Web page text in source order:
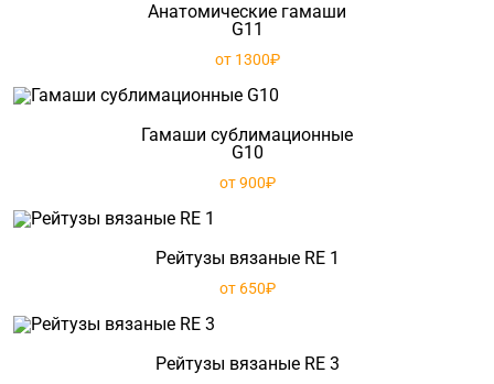
Анатомические гамаши
G11
от 1300₽
Гамаши сублимационные
G10
от 900₽
Рейтузы вязаные RE 1
от 650₽
Рейтузы вязаные RE 3